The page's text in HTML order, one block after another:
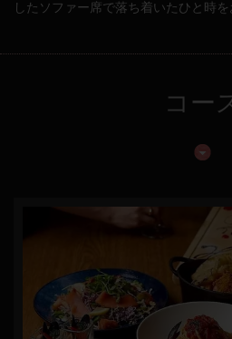
したソファー席で落ち着いたひと時を
コー